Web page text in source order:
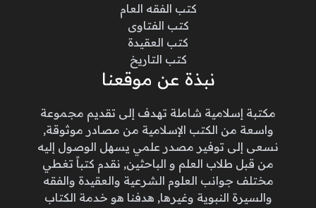
كتب الفقه العام
كتب الفتاوى
كتب العقيدة
كتب التاريخ
نبذة عن موقعنا
مكتبة إسلامية شاملة تهدف إلى تقديم مجموعة
واسعة من الكتب الإسلامية من مصادر موثوقة,
نسعى إلى توفير مصدر علمي يسهل الوصول إليه
من قبل طلاب العلم و الباحثين, نقدم كتباً تغطي
مختلف جوانب العلوم الشرعية والعقيدة والفقه
والسيرة النبوية وغيرها, هدفنا هو خدمة الكتاب